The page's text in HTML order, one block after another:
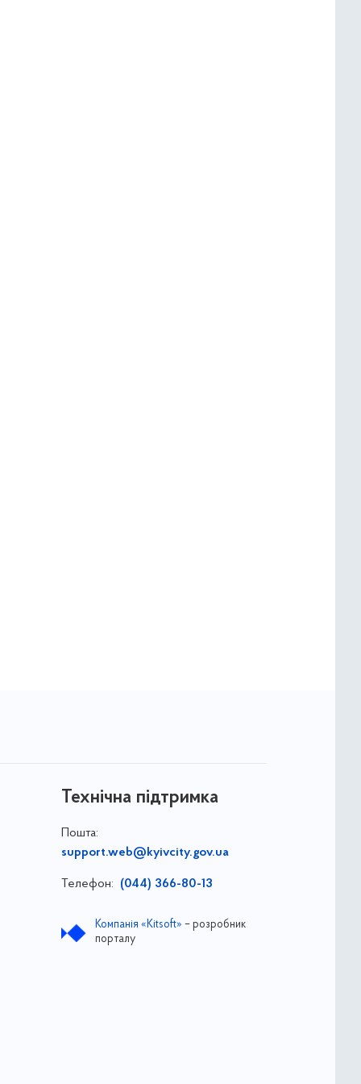
Технічна підтримка
Пошта:
support.web@kyivcity.gov.ua
Телефон: (044) 366-80-13
Компанія «Kitsoft» – розробник
порталу